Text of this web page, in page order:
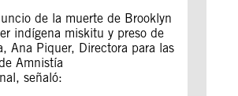
de la muerte de Brooklyn
indígena miskitu y preso de
Ana Piquer, Directora para las
Amnistía
señaló: